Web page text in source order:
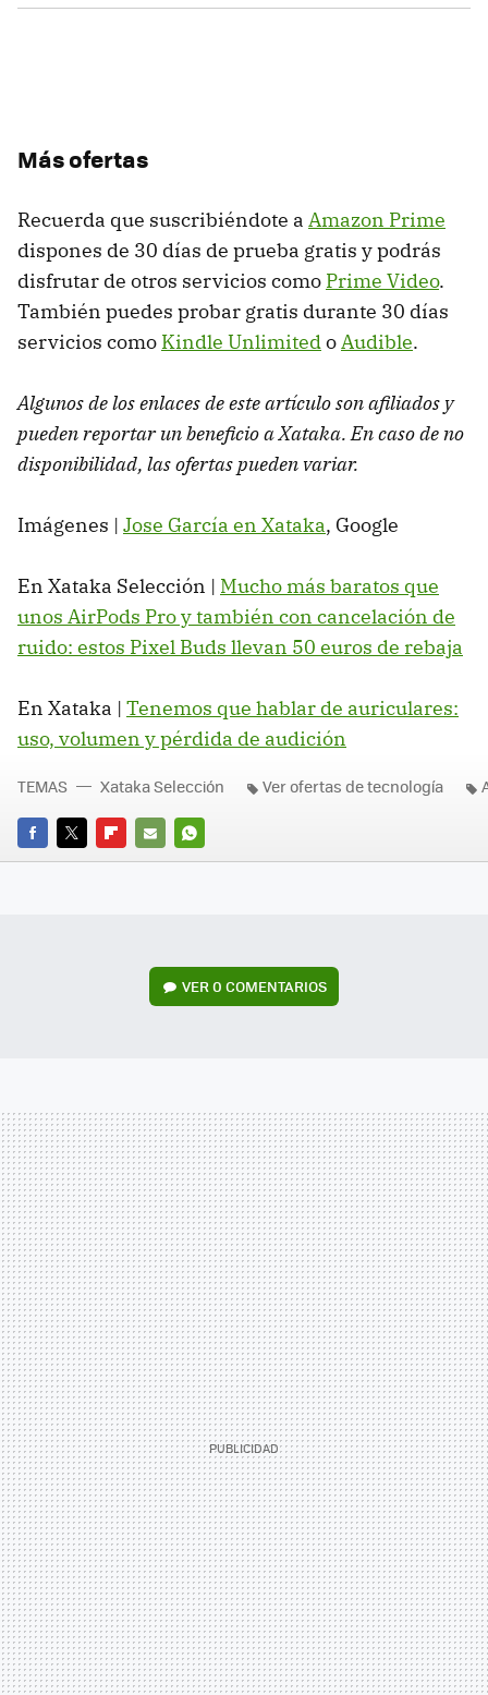
Más ofertas
Recuerda que suscribiéndote a Amazon Prime
dispones de 30 días de prueba gratis y podrás
disfrutar de otros servicios como Prime Video.
También puedes probar gratis durante 30 días
servicios como Kindle UnlimitedoAudible.
Algunos de los enlaces de este artículo son afiliados y
pueden reportar un beneficio a Xataka. En caso de no
disponibilidad, las ofertas pueden variar.
Imágenes | Jose García en Xataka, Google
En Xataka Selección | Mucho más baratos que
unos AirPods Pro y también con cancelación de
ruido: estos Pixel Buds llevan 50 euros de rebaja
En Xataka | Tenemos que hablar de auriculares:
uso, volumen y pérdida de audición
FACEBOOK
TWITTERFLIPBOARD
E-
WHATSAPP
TEMAS Xataka Selección Ver ofertas de tecnología
VER0 COMENTARIOS